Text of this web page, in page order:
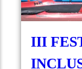
III